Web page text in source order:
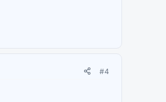
#4